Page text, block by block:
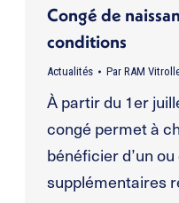
Congé de
conditions
Actualités Par RAM
À partir du 1er
congé permet à
bénéficier d’un
supplémentaires